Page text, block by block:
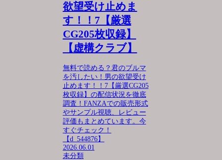
欲望受け止めま
す！！7【厳選
CG205枚収録】
【虚構クラブ】
無料で読める？君のブルマ
を汚したい！男の欲望受け
止めます！！7【厳選CG205
枚収録】の配信状況を徹底
調査！FANZAでの販売形式
やサンプル視聴、レビュー
評価もまとめています。今
すぐチェック！
【d_544876】
2026.06.01
未分類